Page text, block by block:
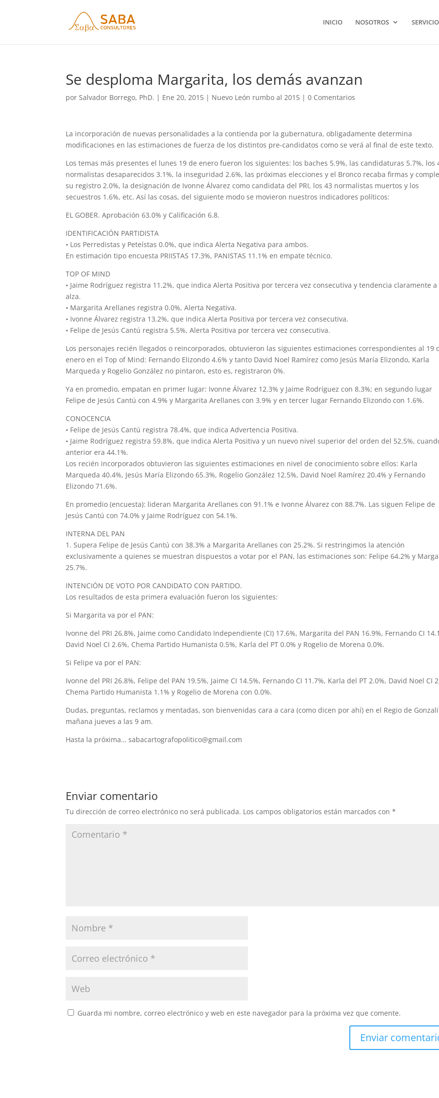
INICIO NOSOTROS
Se desploma Margarita, los demás avanzan
porSalvador Borrego, PhD. | Ene 20, 2015 | Nuevo León rumbo al 2015 |0 Comentarios
La incorporación de nuevas personalidades a la contienda por la gubernatura, obligadamente determina
modificaciones en las estimaciones de fuerza de los distintos pre-candidatos como se verá al final de este texto.
Los temas más presentes el lunes 19 de enero fueron los siguientes: los baches 5.9%, las candidaturas 5.7%, los
normalistas desaparecidos 3.1%, la inseguridad 2.6%, las próximas elecciones y el Bronco recaba firmas y
su registro 2.0%, la designación de Ivonne Álvarez como candidata del PRI, los 43 normalistas muertos y los
secuestros 1.6%, etc. Así las cosas, del siguiente modo se movieron nuestros indicadores políticos:
EL GOBER. Aprobación 63.0% y Calificación 6.8.
IDENTIFICACIÓN PARTIDISTA
• Los Perredistas y Peteístas 0.0%, que indica Alerta Negativa para ambos.
En estimación tipo encuesta PRIISTAS 17.3%, PANISTAS 11.1% en empate técnico.
TOP OF MIND
• Jaime Rodríguez registra 11.2%, que indica Alerta Positiva por tercera vez consecutiva y tendencia claramente a
alza.
• Margarita Arellanes registra 0.0%, Alerta Negativa.
• Ivonne Álvarez registra 13.2%, que indica Alerta Positiva por tercera vez consecutiva.
• Felipe de Jesús Cantú registra 5.5%, Alerta Positiva por tercera vez consecutiva.
Los personajes recién llegados o reincorporados, obtuvieron las siguientes estimaciones correspondientes al 19
enero en el Top of Mind: Fernando Elizondo 4.6% y tanto David Noel Ramírez como Jesús María Elizondo, Karla
Marqueda y Rogelio González no pintaron, esto es, registraron 0%.
Ya en promedio, empatan en primer lugar: Ivonne Álvarez 12.3% y Jaime Rodríguez con 8.3%; en segundo lugar
Felipe de Jesús Cantú con 4.9% y Margarita Arellanes con 3.9% y en tercer lugar Fernando Elizondo con 1.6%.
CONOCENCIA
• Felipe de Jesús Cantú registra 78.4%, que indica Advertencia Positiva.
• Jaime Rodríguez registra 59.8%, que indica Alerta Positiva y un nuevo nivel superior del orden del 52.5%,
anterior era 44.1%.
Los recién incorporados obtuvieron las siguientes estimaciones en nivel de conocimiento sobre ellos: Karla
Marqueda 40.4%, Jesús María Elizondo 65.3%, Rogelio González 12.5%, David Noel Ramírez 20.4% y Fernando
Elizondo 71.6%.
En promedio (encuesta): lideran Margarita Arellanes con 91.1% e Ivonne Álvarez con 88.7%. Las siguen Felipe de
Jesús Cantú con 74.0% y Jaime Rodríguez con 54.1%.
INTERNA DEL PAN
1. Supera Felipe de Jesús Cantú con 38.3% a Margarita Arellanes con 25.2%. Si restringimos la atención
exclusivamente a quienes se muestran dispuestos a votar por el PAN, las estimaciones son: Felipe 64.2% y
25.7%.
INTENCIÓN DE VOTO POR CANDIDATO CON PARTIDO.
Los resultados de esta primera evaluación fueron los siguientes:
Si Margarita va por el PAN:
Ivonne del PRI 26.8%, Jaime como Candidato Independiente (CI) 17.6%, Margarita del PAN 16.9%, Fernando CI
David Noel CI 2.6%, Chema Partido Humanista 0.5%, Karla del PT 0.0% y Rogelio de Morena 0.0%.
Si Felipe va por el PAN:
Ivonne del PRI 26.8%, Felipe del PAN 19.5%, Jaime CI 14.5%, Fernando CI 11.7%, Karla del PT 2.0%, David Noel CI
Chema Partido Humanista 1.1% y Rogelio de Morena con 0.0%.
Dudas, preguntas, reclamos y mentadas, son bienvenidas cara a cara (como dicen por ahí) en el Regio de
mañana jueves a las 9 am.
Hasta la próxima… sabacartografopolitico@gmail.com
Enviar comentario
Tu dirección de correo electrónico no será publicada. Los campos obligatorios están marcados con*
Guarda mi nombre, correo electrónico y web en este navegador para la próxima vez que comente.